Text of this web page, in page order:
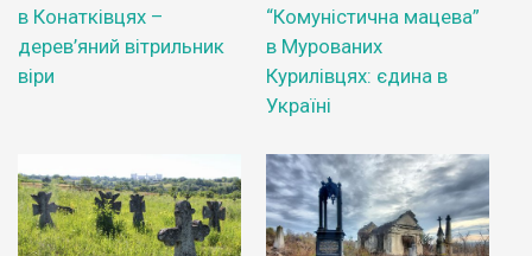
в Конатківцях –
дерев’яний вітрильник
віри
“Комуністична мацева”
в Мурованих
Курилівцях: єдина в
Україні